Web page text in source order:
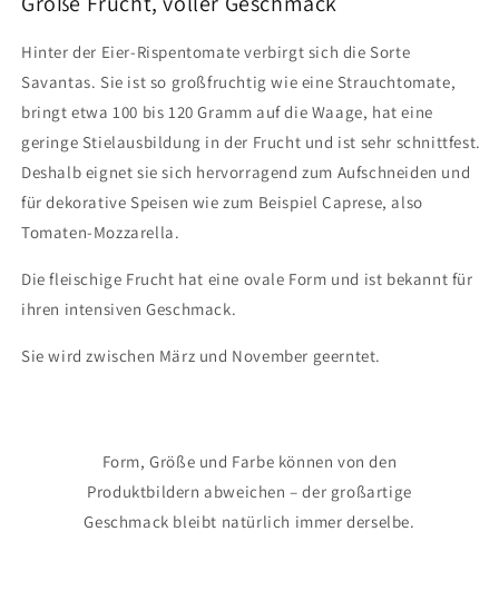
-
-
Hinter der Eier-Rispentomate verbirgt sich die Sorte
Savantas. Sie ist so großfruchtig wie eine Strauchtomate,
bringt etwa 100 bis 120 Gramm auf die Waage, hat eine
geringe Stielausbildung in der Frucht und ist sehr schnittfest.
Deshalb eignet sie sich hervorragend zum Aufschneiden und
für dekorative Speisen wie zum Beispiel Caprese, also
Tomaten-Mozzarella.
Die fleischige Frucht hat eine ovale Form und ist bekannt für
ihren intensiven Geschmack.
Sie wird zwischen März und November geerntet.
Form, Größe und Farbe können von den
Produktbildern abweichen – der großartige
Geschmack bleibt natürlich immer derselbe.